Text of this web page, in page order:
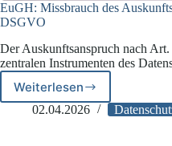
EuGH: Missbrauch des
DSGVO
Der Auskunftsanspruch nach
zentralen Instrumenten des
Weiterlesen
EuGH:
Missbrauch
02.04.2026